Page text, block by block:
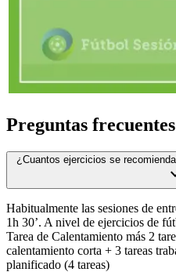
Preguntas frecuentes
¿Cuantos ejercicios se
Habitualmente las sesiones de
1h 30’. A nivel de ejercicios de
Tarea de Calentamiento más 2
calentamiento corta + 3 tareas
planificado (4 tareas)